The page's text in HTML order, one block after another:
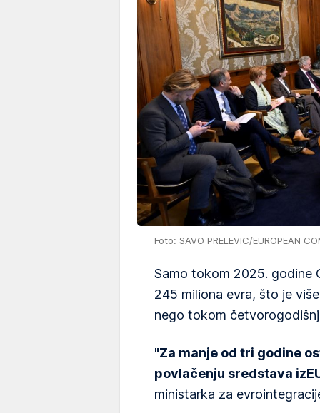
Foto: SAVO PRELEVIC/EUROPEAN
Samo tokom 2025. godine
245 miliona evra, što je
nego tokom
"Za manje od tri godine
povlačenju sredstava
ministarka za